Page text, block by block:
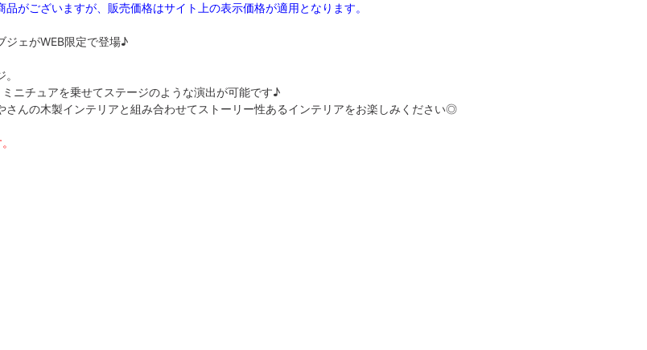
がございますが、販売価格はサイト上の表示価格が適用となります。
ジェがWEB限定で登場♪
ニチュアを乗せてステージのような演出が可能です♪
さんの木製インテリアと組み合わせてストーリー性あるインテリアをお楽しみください◎